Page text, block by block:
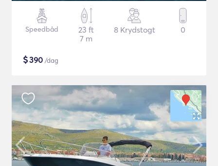
Speedbåd
23 ft
7 m
8 Krydstogt 0
$390 /dag